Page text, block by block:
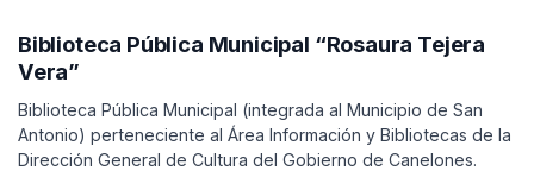
Biblioteca Pública Municipal “Rosaura Tejera
Vera”
Biblioteca Pública Municipal (integrada al Municipio de San
Antonio) perteneciente al Área Información y Bibliotecas de la
Dirección General de Cultura del Gobierno de Canelones.